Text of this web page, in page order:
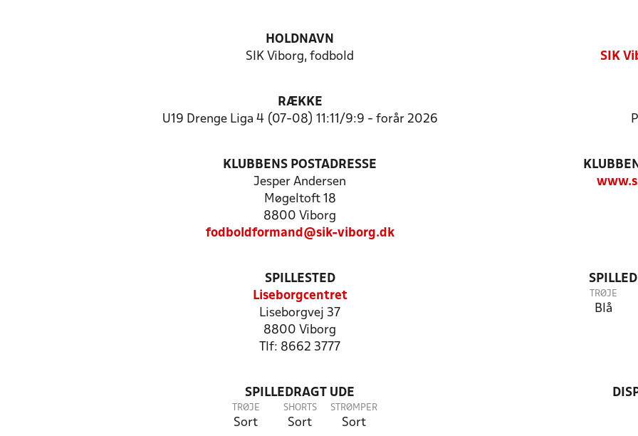
HOLDNAVN
SIK Viborg, fodbold
SIK
RÆKKE
U19 Drenge Liga 4 (07-08) 11:11/9:9 - forår 2026
KLUBBENS POSTADRESSE
Jesper Andersen
Møgeltoft 18
8800 Viborg
fodboldformand@sik-viborg.dk
SPILLESTED
Liseborgcentret
Liseborgvej 37
8800 Viborg
Tlf: 8662 3777
TRØJE
Blå
SPILLEDRAGT UDE
TRØJE
Sort
SHORTS
Sort
STRØMPER
Sort